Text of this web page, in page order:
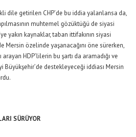
dile getirilen CHP’de bu iddia yalanlansa da,
muhtemel gözüktüğü de siyasi
yakın kaynaklar, taban ittifakının siyasi
Mersin özelinde yaşanacağını öne sürerken,
arayan HDP’lilerin bu şartı da aramadığı ve
Büyükşehir’de destekleyeceği iddiası Mersin
SÜRÜYOR